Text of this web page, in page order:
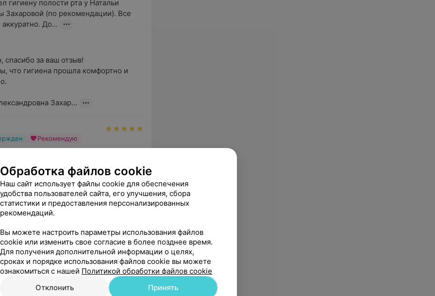
гигиену полости рта у Натальи
Захаровой (по рекомендации). Все
До...
спасибо за ваш отзыв!
что гигиена прошла комфортно и
Захар...
Рекомендую
Захаровой Наталье
- замечательный доктор! Спасибо за
и в...
Благодарим вас за этот
отзыв! Желаем крепкого здоровья!
Рекомендую
раз и точно знаю, что не
специально к врачу
т.к. лечусь у н...
Обработка файлов cookie
Наш сайт использует файлы cookie для обеспечения
удобства пользователей сайта, его улучшения, сбора
статистики и предоставления персонализированных
рекомендаций.
Вы можете настроить параметры использования файлов
cookie или изменить свое согласие в более позднее время.
Для получения дополнительной информации о целях,
сроках и порядке использования файлов cookie вы можете
ознакомиться с нашей Политикой обработки файлов cookie
Отклонить
Принять